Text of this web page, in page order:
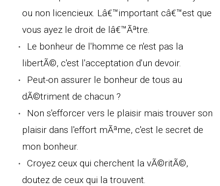
ou non licencieux. Lâ€™important câ€™est que
vous ayez le droit de lâ€™Ãªtre.
Le bonheur de l'homme ce n'est pas la
libertÃ©, c'est l'acceptation d'un devoir.
Peut-on assurer le bonheur de tous au
dÃ©triment de chacun ?
Non s'efforcer vers le plaisir mais trouver son
plaisir dans l'effort mÃªme, c'est le secret de
mon bonheur.
Croyez ceux qui cherchent la vÃ©ritÃ©,
doutez de ceux qui la trouvent.